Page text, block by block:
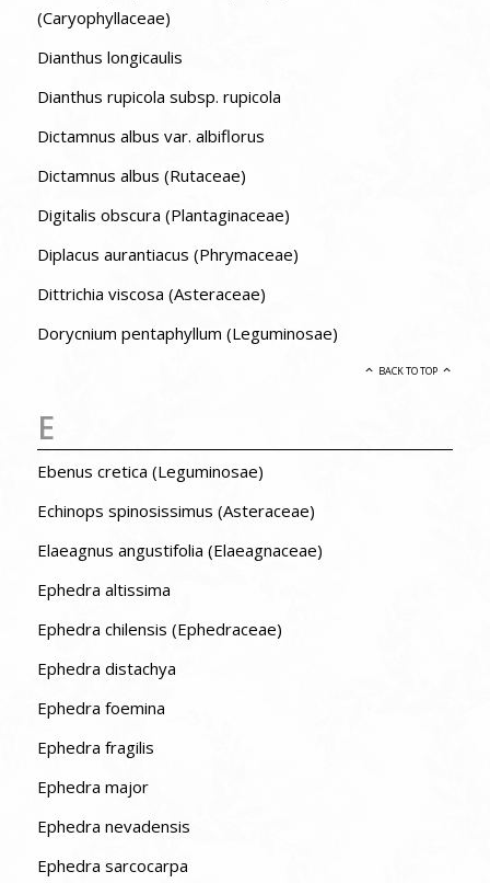
(Caryophyllaceae)
Dianthus longicaulis
Dianthus rupicola subsp. rupicola
Dictamnus albus var. albiflorus
Dictamnus albus (Rutaceae)
Digitalis obscura (Plantaginaceae)
Diplacus aurantiacus (Phrymaceae)
Dittrichia viscosa (Asteraceae)
Dorycnium pentaphyllum (Leguminosae)
BACK TO TOP
E
Ebenus cretica (Leguminosae)
Echinops spinosissimus (Asteraceae)
Elaeagnus angustifolia (Elaeagnaceae)
Ephedra altissima
Ephedra chilensis (Ephedraceae)
Ephedra distachya
Ephedra foemina
Ephedra fragilis
Ephedra major
Ephedra nevadensis
Ephedra sarcocarpa